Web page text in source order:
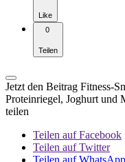
Like
0
Teilen
Jetzt den Beitrag Fitness-
Proteinriegel, Joghurt und
teilen
Teilen auf Facebook
Teilen auf Twitter
Teilen auf WhatsApp